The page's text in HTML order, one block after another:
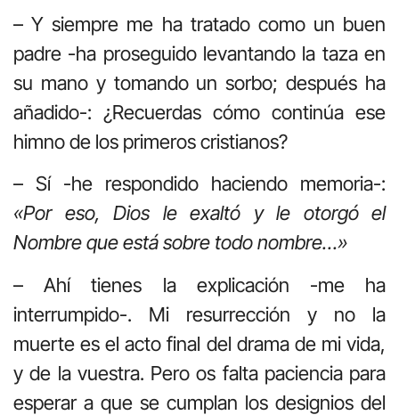
– Y siempre me ha tratado como un buen
padre -ha proseguido levantando la taza en
su mano y tomando un sorbo; después ha
añadido-: ¿Recuerdas cómo continúa ese
himno de los primeros cristianos?
– Sí -he respondido haciendo memoria-:
«Por eso, Dios le exaltó y le otorgó el
Nombre que está sobre todo nombre…»
– Ahí tienes la explicación -me ha
interrumpido-. Mi resurrección y no la
muerte es el acto final del drama de mi vida,
y de la vuestra. Pero os falta paciencia para
esperar a que se cumplan los designios del